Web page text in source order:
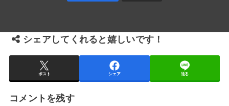
シェアしてくれると嬉しいです！
ポスト シェア 送る
コメントを残す